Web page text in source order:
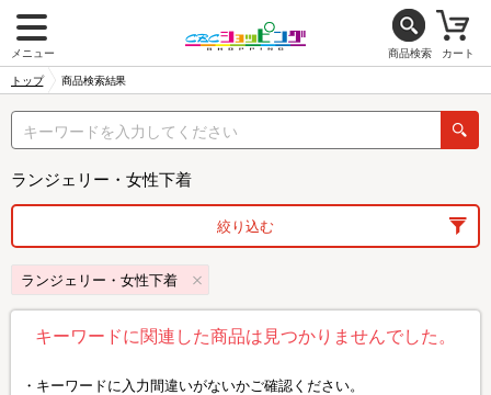
メニュー 商品検索 カート
トップ 商品検索結果
ランジェリー・女性下着
絞り込む
ランジェリー・女性下着
キーワードに関連した商品は見つかりませんでした。
キーワードに入力間違いがないかご確認ください。